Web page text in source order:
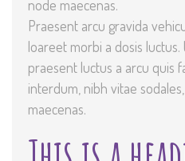
node maecenas.
Praesent arcu gravida
loareet morbi a dosis
praesent luctus a arcu quis
interdum, nibh vitae
maecenas.